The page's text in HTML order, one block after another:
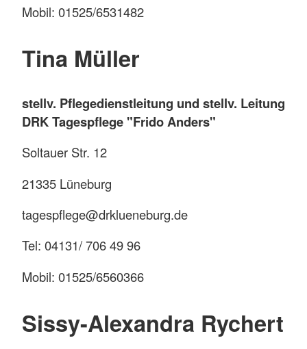
Mobil: 01525/6531482
Tina Müller
stellv. Pflegedienstleitung und stellv. Leitung
DRK Tagespflege "Frido Anders"
Soltauer Str. 12
21335 Lüneburg
tagespflege@drklueneburg.de
Tel: 04131/ 706 49 96
Mobil: 01525/6560366
Sissy-Alexandra Rychert